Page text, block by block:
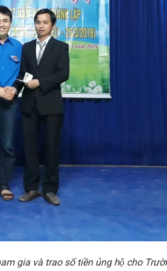
gia và trao số tiền ủng hộ cho